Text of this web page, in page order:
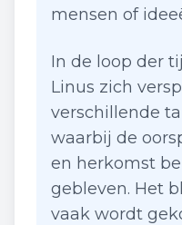
mensen of
In de loop der
Linus zich
verschillende
waarbij de
en herkomst
gebleven. Het
vaak wordt